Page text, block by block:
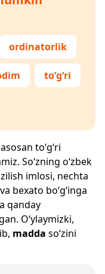
ordinatorlik
to‘g‘ri
to‘g‘ri
So‘zning o‘zbek
imlosi, nechta
bexato bo‘g‘inga
qanday
O‘ylaymizki,
madda so‘zini